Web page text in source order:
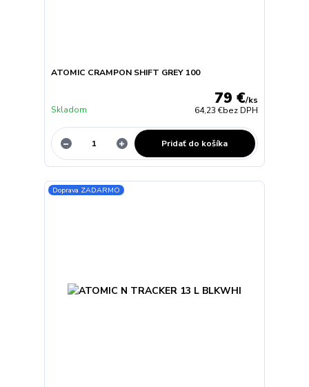
ATOMIC CRAMPON SHIFT GREY 100
79 €/ks
64,23 €bez DPH
Skladom
Pridať do košíka
Doprava ZADARMO